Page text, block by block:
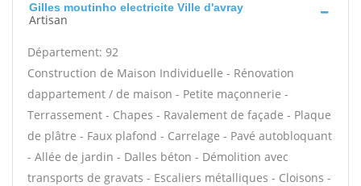
Gilles moutinho electricite Ville d'avray
Artisan
Département: 92
Construction de Maison Individuelle - Rénovation
dappartement / de maison - Petite maçonnerie -
Terrassement - Chapes - Ravalement de façade - Plaque
de plâtre - Faux plafond - Carrelage - Pavé autobloquant
- Allée de jardin - Dalles béton - Démolition avec
transports de gravats - Escaliers métalliques - Cloisons -